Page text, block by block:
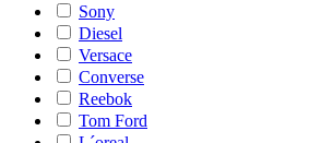
Sony
Diesel
Versace
Converse
Reebok
Tom Ford